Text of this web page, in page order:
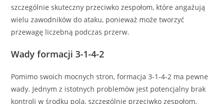
szczególnie skuteczny przeciwko zespołom, które angażują
wielu zawodników do ataku, ponieważ może tworzyć
przewagę liczebną podczas przerw.
Wady formacji 3-1-4-2
Pomimo swoich mocnych stron, formacja 3-1-4-2 ma pewne
wady. Jednym z istotnych problemów jest potencjalny brak
kontroli w środku pola, szczególnie przeciwko zespołom,